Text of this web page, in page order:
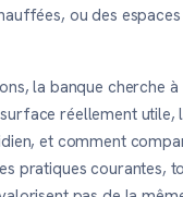
ou des
la banque cherche à
réellement utile,
et comment
pratiques courantes,